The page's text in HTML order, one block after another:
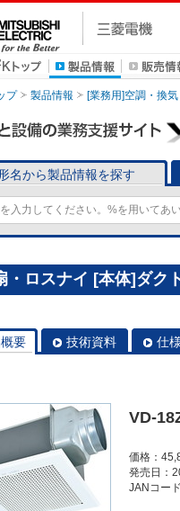
プ 製品情報 [業務用]空調・換気
名から製品情報を探す
・ロスナイ [本体]ダク
要 技術資料 仕
VD-
価格：
発売日：
JANコー